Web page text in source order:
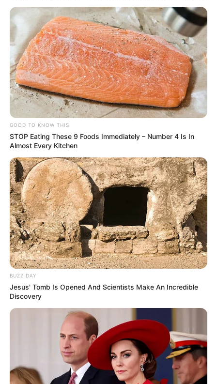
GOOD TO KNOW THIS
STOP Eating These 9 Foods Immediately – Number 4 Is In
Almost Every Kitchen
BUZZ DAY
Jesus' Tomb Is Opened And Scientists Make An Incredible
Discovery